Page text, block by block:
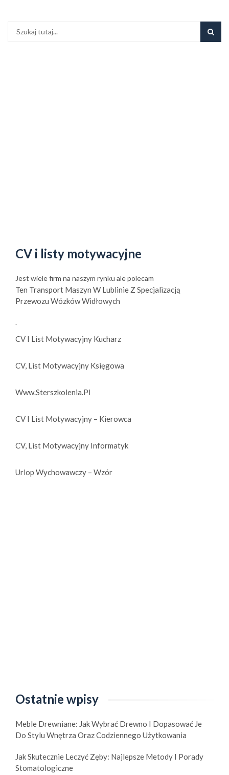
CV i listy motywacyjne
Jest wiele firm na naszym rynku ale polecam
Ten Transport Maszyn W Lublinie Z Specjalizacją
Przewozu Wózków Widłowych
.
CV I List Motywacyjny Kucharz
CV, List Motywacyjny Księgowa
Www.sterszkolenia.pl
CV I List Motywacyjny – Kierowca
CV, List Motywacyjny Informatyk
Urlop Wychowawczy – Wzór
Ostatnie wpisy
Meble Drewniane: Jak Wybrać Drewno I Dopasować Je
Do Stylu Wnętrza Oraz Codziennego Użytkowania
Jak Skutecznie Leczyć Zęby: Najlepsze Metody I Porady
Stomatologiczne